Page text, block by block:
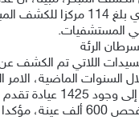
الرئة
اللاتي تم الكشف
السنوات الماضية،
العلاج اللازم، لافتا
القولون، حيث تم فحص 600